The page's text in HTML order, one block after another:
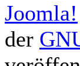
Joomla!
der